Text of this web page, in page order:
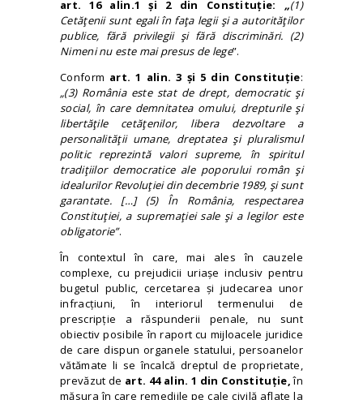
art. 16 alin.1 și 2 din Constituție: „(1)
Cetăţenii sunt egali în faţa legii şi a autorităţilor
publice, fără privilegii şi fără discriminări. (2)
Nimeni nu este mai presus de lege”.
Conform art. 1 alin. 3 și 5 din Constituție:
„(3) România este stat de drept, democratic şi
social, în care demnitatea omului, drepturile şi
libertăţile cetăţenilor, libera dezvoltare a
personalităţii umane, dreptatea şi pluralismul
politic reprezintă valori supreme, în spiritul
tradiţiilor democratice ale poporului român şi
idealurilor Revoluţiei din decembrie 1989, şi sunt
garantate. […] (5) În România, respectarea
Constituţiei, a supremaţiei sale şi a legilor este
obligatorie”.
În contextul în care, mai ales în cauzele
complexe, cu prejudicii uriașe inclusiv pentru
bugetul public, cercetarea și judecarea unor
infracțiuni, în interiorul termenului de
prescripție a răspunderii penale, nu sunt
obiectiv posibile în raport cu mijloacele juridice
de care dispun organele statului, persoanelor
vătămate li se încalcă dreptul de proprietate,
prevăzut de art. 44 alin. 1 din Constituție,în
măsura în care remediile pe cale civilă aflate la